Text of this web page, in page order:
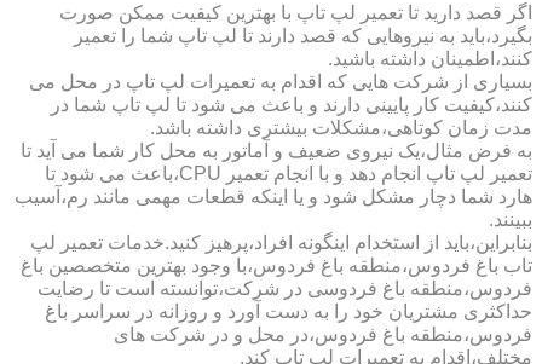
اگر قصد دارید تا تعمیر لپ تاپ با بهترین کیفیت ممکن صورت
بگیرد،باید به نیروهایی که قصد دارند تا لپ تاپ شما را تعمیر
کنند،اطمینان داشته باشید.
بسیاری از شرکت هایی که اقدام به تعمیرات لپ تاپ در محل می
کنند،کیفیت کار پایینی دارند و باعث می شود تا لپ تاپ شما در
مدت زمان کوتاهی،مشکلات بیشتری داشته باشد.
به فرض مثال،یک نیروی ضعیف و آماتور به محل کار شما می آید تا
تعمیر لپ تاپ انجام دهد و با انجام تعمیر CPU،باعث می شود تا
هارد شما دچار مشکل شود و یا اینکه قطعات مهمی مانند رم،آسیب
ببینند.
بنابراین،باید از استخدام اینگونه افراد،پرهیز کنید.خدمات تعمیر لپ
تاب باغ فردوس،منطقه باغ فردوس،با وجود بهترین متخصصین باغ
فردوس،منطقه باغ فردوسی در شرکت،توانسته است تا رضایت
حداکثری مشتریان خود را به دست آورد و روزانه در سراسر باغ
فردوس،منطقه باغ فردوس،در محل و در شرکت های
مختلف،اقدام به تعمیرات لپ تاپ کند.